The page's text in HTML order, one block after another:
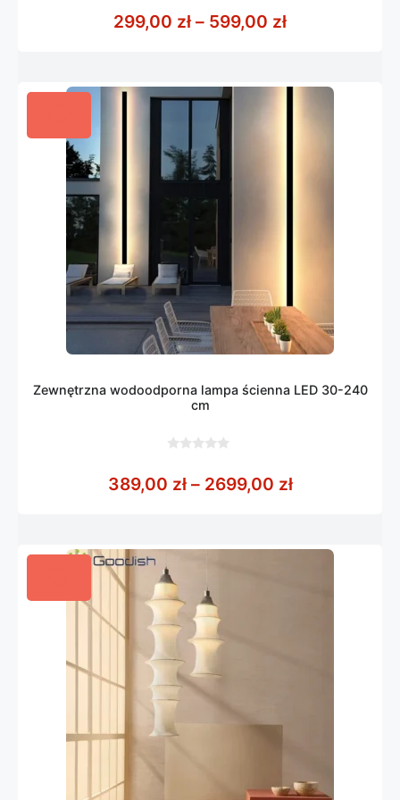
5
299,00 zł – 599,00 złZakres cen:
Zewnętrzna wodoodporna lampa ścienna LED 30-240
cm
5
389,00 zł – 2699,00 złZakres cen: